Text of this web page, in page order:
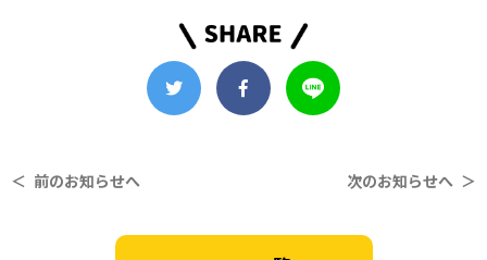
＜ 前のお知らせへ 次のお知らせへ ＞